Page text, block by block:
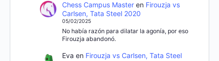
Chess Campus Masteren Firouzja vs
Carlsen, Tata Steel 2020
05/02/2025
No había razón para dilatar la agonía, por eso
Firouzja abandonó.
Eva en Firouzja vs Carlsen, Tata Steel